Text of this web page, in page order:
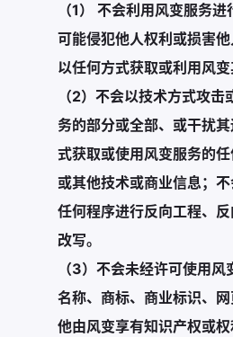
（1） 不会利用风变服务
可能侵犯他人权利或损害
以任何方式获取或利用风变
（2）不会以技术方式攻
务的部分或全部、或干扰
式获取或使用风变服务的
或其他技术或商业信息；
任何程序进行反向工程、
改写。
（3）不会未经许可使用
名称、商标、商业标识、
他由风变享有知识产权或